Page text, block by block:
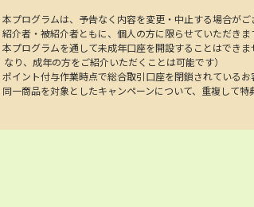
本プログラムは、予告なく内容を変更・中止する場合がご
紹介者・被紹介者ともに、個人の方に限らせていただき
本プログラムを通して未成年口座を開設することはでき
なり、成年の方をご紹介いただくことは可能です）
ポイント付与作業時点で総合取引口座を閉鎖されているお
同一商品を対象としたキャンペーンについて、重複して